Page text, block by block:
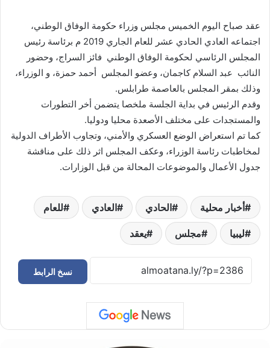
عقد صباح اليوم الخميس مجلس وزراء حكومة الوفاق الوطني،
اجتماعه العادي الحادي عشر للعام الجاري 2019 م برئاسة رئيس
المجلس الرئاسي لحكومة الوفاق الوطني فائز السراج، وحضور
النائب عبد السلام كاجمان، وعضو المجلس أحمد حمزة، و الوزراء،
وذلك بمقر المجلس بالعاصمة طرابلس.
وقدم الرئيس في بداية الجلسة ملخصا يتضمن أخر التطورات
والمستجدات على مختلف الأصعدة محليا ودوليا.
كما تم استعراض الوضع العسكري والأمني، وتجاوب الأطراف الدولية
لمخاطبات رئاسة الوزراء، وعكف المجلس اثر ذلك على مناقشة
جدول الأعمال والموضوعات المحالة من قبل الوزارات.
أخبار محلية الحادي العادي للعام
ليبيا مجلس يعقد
نسخ الرابط